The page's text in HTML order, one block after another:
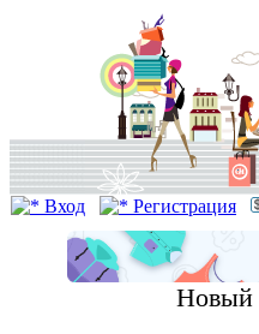
Вход Регистрация
Новый